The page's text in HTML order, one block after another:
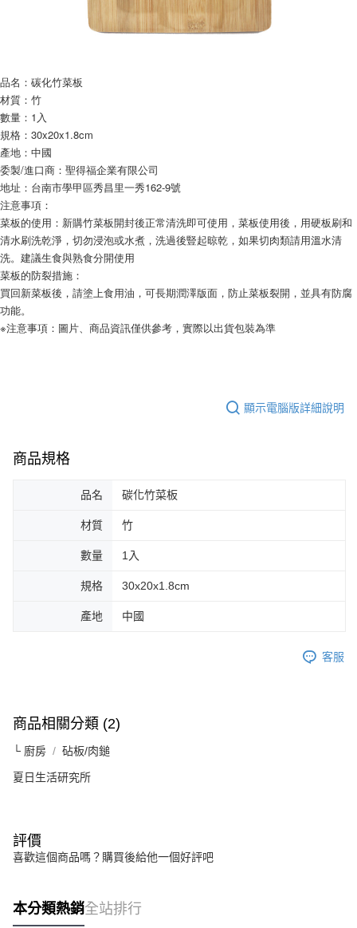
２．關於個人資料處理事宜，請瀏覽以下網址：
https://aftee.tw/terms/#terms3
３．未成年的使用者請事先徵得法定代理人或監護人之同意方可使用
４．使用「AFTEE先享後付」時，將依據個別帳號之用戶狀況，依本公司即
時審查核予不同之上限額度；若仍有額度不足之情形，本公司將視審查結果
請求用戶進行身份認證。
５．嚴禁一人註冊多個帳號或使用他人資訊註冊。若發現惡意使用之情形，
恩沛科技股份有限公司將有權停止該用戶之使用額度並採取法律行動。
品名：碳化竹菜板
材質：竹
數量：1入
規格：30x20x1.8cm
產地：中國
委製/進口商：聖得福企業有限公司
地址：台南市學甲區秀昌里一秀162-9號
注意事項：
菜板的使用：新購竹菜板開封後正常清洗即可使用，菜板使用後，用硬板刷和
清水刷洗乾淨，切勿浸泡或水煮，洗過後豎起晾乾，如果切肉類請用溫水清
洗。建議生食與熟食分開使用
菜板的防裂措施：
買回新菜板後，請塗上食用油，可長期潤澤版面，防止菜板裂開，並具有防腐
功能。
※注意事項：圖片、商品資訊僅供參考，實際以出貨包裝為準
顯示電腦版詳細說明
商品規格
品名 碳化竹菜板
材質 竹
數量 1入
規格 30x20x1.8cm
產地 中國
客服
商品相關分類 (2)
└ 廚房 砧板/肉鎚
夏日生活研究所
評價
喜歡這個商品嗎？購買後給他一個好評吧
本分類熱銷全站排行